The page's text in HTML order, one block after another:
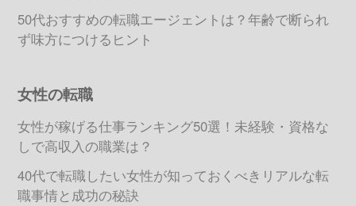
50代おすすめの転職エージェントは？年齢で断られ
ず味方につけるヒント
女性の転職
女性が稼げる仕事ランキング50選！未経験・資格な
しで高収入の職業は？
40代で転職したい女性が知っておくべきリアルな転
職事情と成功の秘訣